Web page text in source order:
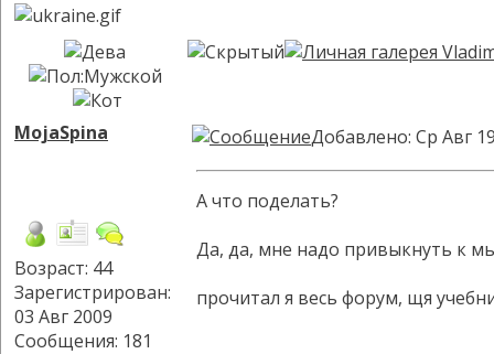
MojaSpina
Возраст: 44
Зарегистрирован:
03 Авг 2009
Сообщения: 181
Добавлено: Ср Авг
А что поделать?
Да, да, мне надо привыкнуть к
прочитал я весь форум, щя